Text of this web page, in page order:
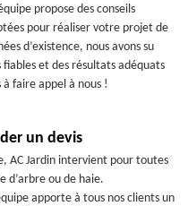
propose des conseils
pour réaliser votre projet de
d’existence, nous avons su
et des résultats adéquats
à faire appel à nous !
un devis
AC Jardin intervient pour toutes
d’arbre ou de haie.
apporte à tous nos clients un